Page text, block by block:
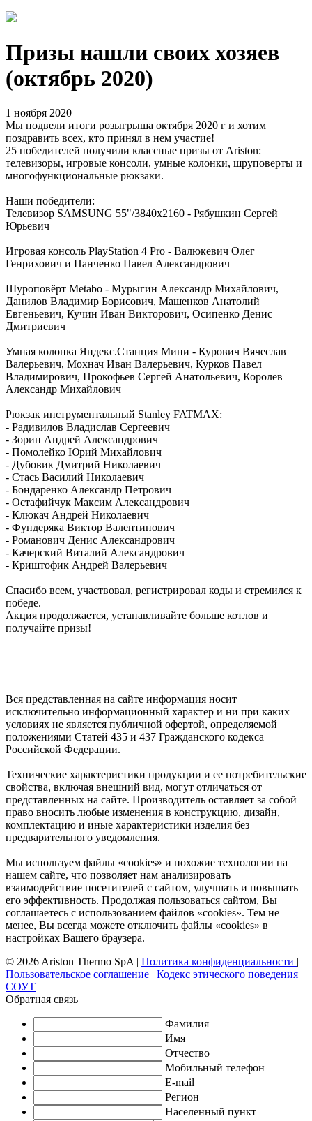
Призы нашли своих хозяев
(октябрь 2020)
1 ноября 2020
Мы подвели итоги розыгрыша октября 2020 г и хотим
поздравить всех, кто принял в нем участие!
25 победителей получили классные призы от Ariston:
телевизоры, игровые консоли, умные колонки, шруповерты и
многофункциональные рюкзаки.
Наши победители:
Телевизор SAMSUNG 55"/3840x2160 - Рябушкин Сергей
Юрьевич
Игровая консоль PlayStation 4 Pro - Валюкевич Олег
Генрихович и Панченко Павел Александрович
Шуроповёрт Metabo - Мурыгин Александр Михайлович,
Данилов Владимир Борисович, Машенков Анатолий
Евгеньевич, Кучин Иван Викторович, Осипенко Денис
Дмитриевич
Умная колонка Яндекс.Станция Мини - Курович Вячеслав
Валерьевич, Мохнач Иван Валерьевич, Курков Павел
Владимирович, Прокофьев Сергей Анатольевич, Королев
Александр Михайлович
Рюкзак инструментальный Stanley FATMAX:
- Радивилов Владислав Сергеевич
- Зорин Андрей Александрович
- Помолейко Юрий Михайлович
- Дубовик Дмитрий Николаевич
- Стась Василий Николаевич
- Бондаренко Александр Петрович
- Остафийчук Максим Александрович
- Клюкач Андрей Николаевич
- Фундеряка Виктор Валентинович
- Романович Денис Александрович
- Качерский Виталий Александрович
- Криштофик Андрей Валерьевич
Спасибо всем, участвовал, регистрировал коды и стремился к
победе.
Акция продолжается, устанавливайте больше котлов и
получайте призы!
Вся представленная на сайте информация носит
исключительно информационный характер и ни при каких
условиях не является публичной офертой, определяемой
положениями Статей 435 и 437 Гражданского кодекса
Российской Федерации.
Технические характеристики продукции и ее потребительские
свойства, включая внешний вид, могут отличаться от
представленных на сайте. Производитель оставляет за собой
право вносить любые изменения в конструкцию, дизайн,
комплектацию и иные характеристики изделия без
предварительного уведомления.
Мы используем файлы «cookies» и похожие технологии на
нашем сайте, что позволяет нам анализировать
взаимодействие посетителей с сайтом, улучшать и повышать
его эффективность. Продолжая пользоваться сайтом, Вы
соглашаетесь с использованием файлов «cookies». Тем не
менее, Вы всегда можете отключить файлы «cookies» в
настройках Вашего браузера.
© 2026 Ariston Thermo SpA | Политика конфиденциальности |
Пользовательское соглашение | Кодекс этического поведения |
СОУТ
Обратная связь
Фамилия
Имя
Отчество
Мобильный телефон
E-mail
Регион
Населенный пункт